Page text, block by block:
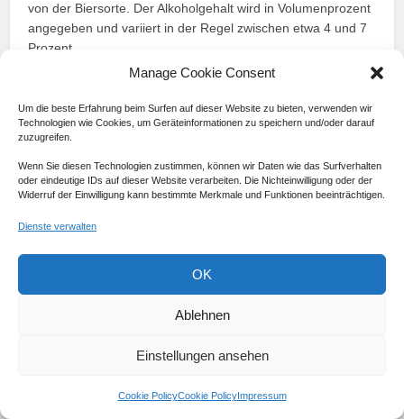
Manage Cookie Consent
Um die beste Erfahrung beim Surfen auf dieser Website zu bieten, verwenden wir
Technologien wie Cookies, um Geräteinformationen zu speichern und/oder darauf
zuzugreifen.
Wenn Sie diesen Technologien zustimmen, können wir Daten wie das Surfverhalten
oder eindeutige IDs auf dieser Website verarbeiten. Die Nichteinwilligung oder der
Widerruf der Einwilligung kann bestimmte Merkmale und Funktionen beeinträchtigen.
Dienste verwalten
OK
Ablehnen
Einstellungen ansehen
Cookie PolicyCookie PolicyImpressum
von der Biersorte. Der Alkoholgehalt wird in Volumenprozent
angegeben und variiert in der Regel zwischen etwa 4 und 7
Prozent.
Wie schnell wirkt Alkohol und verteilt er
Alkohol macht sich bereits wenige Minuten nach dem
drei bis fünf Minuten. Innerhalb von 30 bis 60 Minuten
verteilt sich der Alkohol über die Schleimhäute im ganzen
Welche Auswirkungen hat der tägliche
Bierkonsum?
Der tägliche Konsum von Bier kann zu verschiedenen
gesundheitlichen Problemen führen, wie Schädigung der
Schlafstörungen und beschleunigter Alterungsprozess.